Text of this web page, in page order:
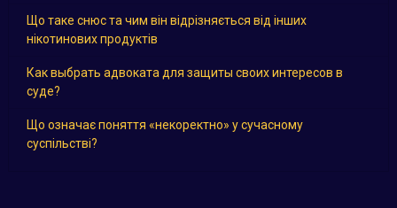
Що таке снюс та чим він відрізняється від інших
нікотинових продуктів
Как выбрать адвоката для защиты своих интересов в
суде?
Що означає поняття «некоректно» у сучасному
суспільстві?